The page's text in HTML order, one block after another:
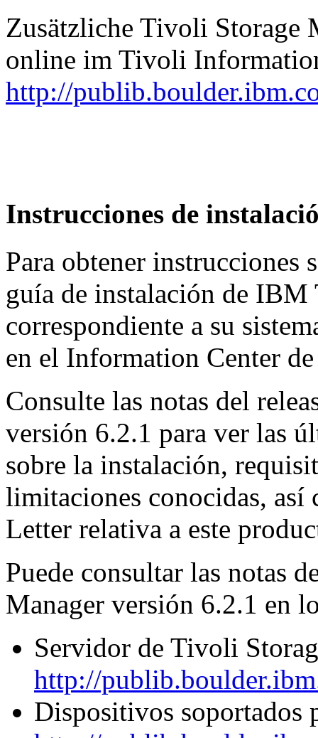
Zusätzliche Tivoli Storage
online im Tivoli
http://
Instrucciones de
Para obtener instrucciones
guía de instalación de
correspondiente a su
en el Information Center
Consulte las notas del
versión 6.2.1 para ver las
sobre la instalación,
limitaciones conocidas, así
Letter relativa a este
Puede consultar las notas
Manager versión 6.2.1 en
Servidor de Tivoli
http://
Dispositivos